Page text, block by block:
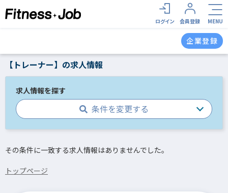
ログイン 会員登録 MENU
企業登録
【トレーナー】の求人情報
求人情報を探す
条件を変更する
その条件に一致する求人情報はありませんでした。
トップページ